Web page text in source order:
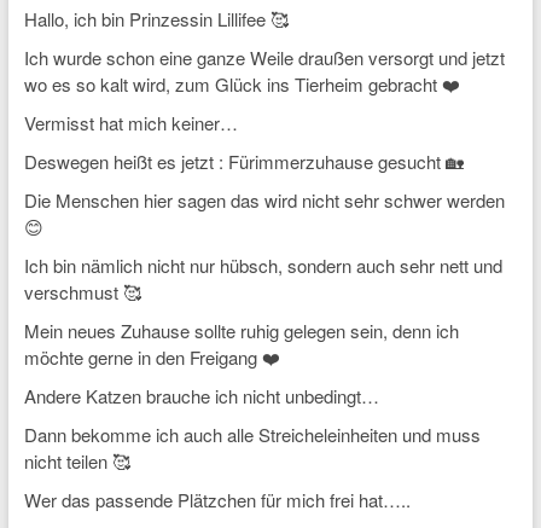
Hallo, ich bin Prinzessin Lillifee 🥰
Ich wurde schon eine ganze Weile draußen versorgt und jetzt
wo es so kalt wird, zum Glück ins Tierheim gebracht ❤️
Vermisst hat mich keiner…
Deswegen heißt es jetzt : Fürimmerzuhause gesucht 🏡
Die Menschen hier sagen das wird nicht sehr schwer werden
😊
Ich bin nämlich nicht nur hübsch, sondern auch sehr nett und
verschmust 🥰
Mein neues Zuhause sollte ruhig gelegen sein, denn ich
möchte gerne in den Freigang ❤️
Andere Katzen brauche ich nicht unbedingt…
Dann bekomme ich auch alle Streicheleinheiten und muss
nicht teilen 🥰
Wer das passende Plätzchen für mich frei hat…..